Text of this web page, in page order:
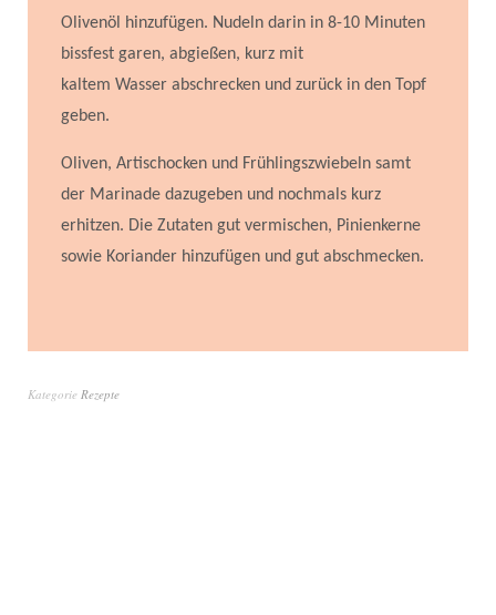
Olivenöl hinzufügen. Nudeln darin in 8-10 Minuten
bissfest garen, abgießen, kurz mit
kaltem Wasser abschrecken und zurück in den Topf
geben.
Oliven, Artischocken und Frühlingszwiebeln samt
der Marinade dazugeben und nochmals kurz
erhitzen. Die Zutaten gut vermischen, Pinienkerne
sowie Koriander hinzufügen und gut abschmecken.
Kategorie Rezepte